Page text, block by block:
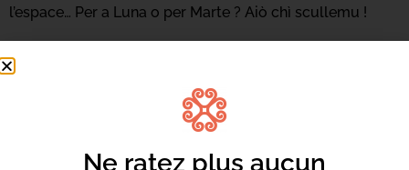
l’espace… Per a Luna o per Marte ? Aiò chì scullemu !
mail ici.
Ne ratez plus aucun